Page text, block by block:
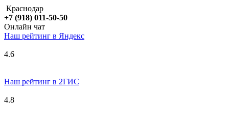
Краснодар
+7 (918) 011-50-50
Онлайн чат
Наш рейтинг в Яндекс
4.6
Наш рейтинг в 2ГИС
4.8